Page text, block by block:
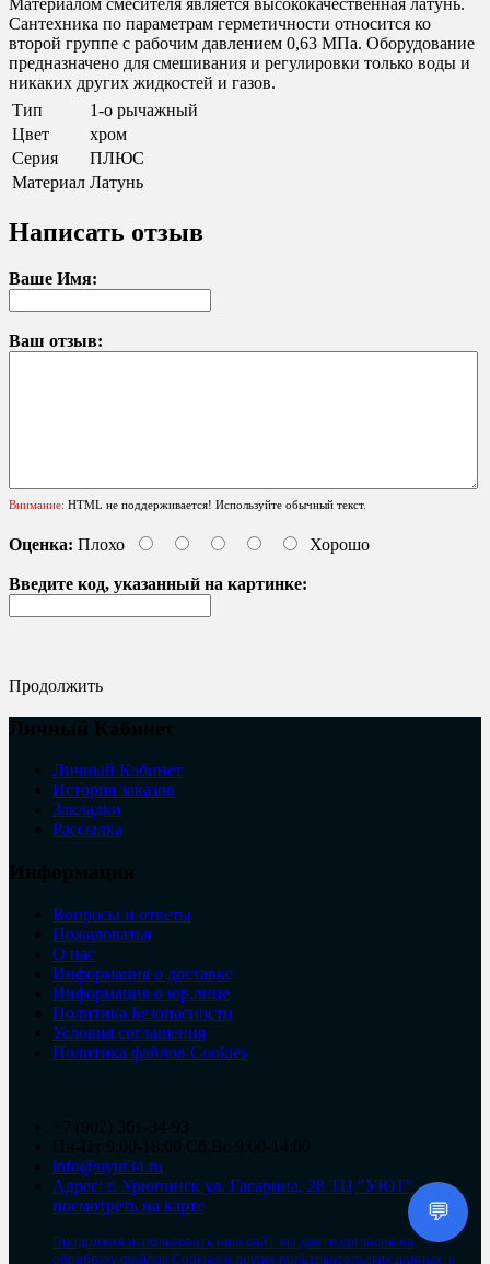
Материалом смесителя является высококачественная латунь.
Сантехника по параметрам герметичности относится ко
второй группе с рабочим давлением 0,63 МПа. Оборудование
предназначено для смешивания и регулировки только воды и
никаких других жидкостей и газов.
Тип
1-о рычажный
Цвет
хром
Серия
ПЛЮС
Материал Латунь
Написать отзыв
Ваше Имя:
Ваш отзыв:
Внимание: HTML не поддерживается! Используйте обычный текст.
Оценка: Плохо Хорошо
Введите код, указанный на картинке:
Продолжить
Личный Кабинет
История заказов
Закладки
Рассылка
Вопросы и ответы
Пожаловатья
О нас
Информация о доставке
Информация о юр.лице
Политика Безопасности
Условия соглашения
Политика файлов Cookies
info@uyut34.ru
Адрес: г. Урюпинск ул. Гагарина, 28 ТЦ "УЮТ"
посмотреть на карте
Продолжая использовать наш сайт, вы даете согласие на
обработку файлов Cookies и других пользовательских данных, в
💬